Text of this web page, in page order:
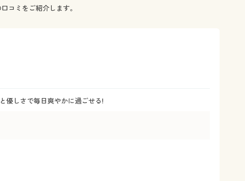
ジュニア・ティーンズ下着大きいサイズ レディース下着
コミをご紹介します。
優しさで毎日爽やかに過ごせる!